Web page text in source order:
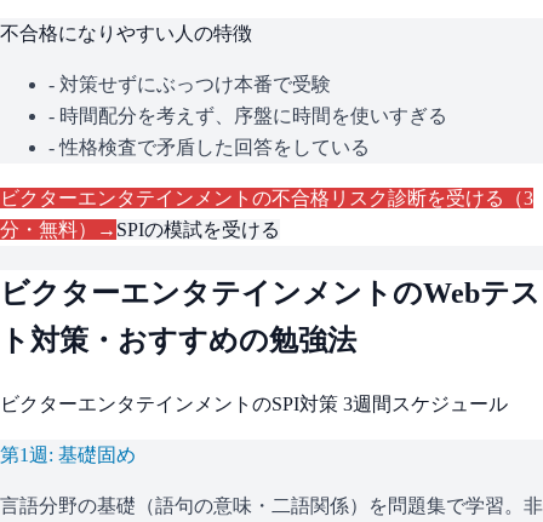
不合格になりやすい人の特徴
- 対策せずにぶっつけ本番で受験
- 時間配分を考えず、序盤に時間を使いすぎる
- 性格検査で矛盾した回答をしている
ビクターエンタテインメント の不合格リスク診断を受ける（3
分・無料）→ SPIの模試を受ける
ビクターエンタテインメント のWebテス
ト対策・おすすめの勉強法
ビクターエンタテインメント のSPI対策 3週間スケジュール
第1週: 基礎固め
言語分野の基礎（語句の意味・二語関係）を問題集で学習。非